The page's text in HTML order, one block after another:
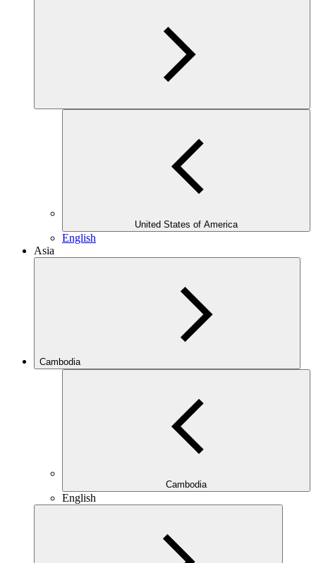
United States of America
English
Asia
Cambodia
Cambodia
English